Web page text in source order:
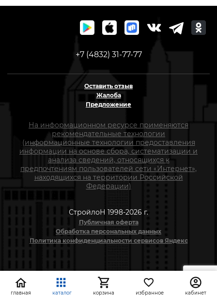
+7 (4832) 31-77-77
Оставить отзыв
Жалоба
Предложение
На информационном ресурсе применяются
рекомендательные технологии
(информационные технологии предоставления
информации на основе сбора, систематизации и
анализа сведений, относящихся к
предпочтениям пользователей сети «Интернет»,
находящихся на территории Российской
Федерации)
СтройлоН 1998-2026 г.
Публичная оферта
Обработка персональных данных
Политика конфиденциальности сервисов Яндекс
главная каталог корзина избранное кабинет